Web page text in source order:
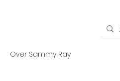
Over Sammy Ray